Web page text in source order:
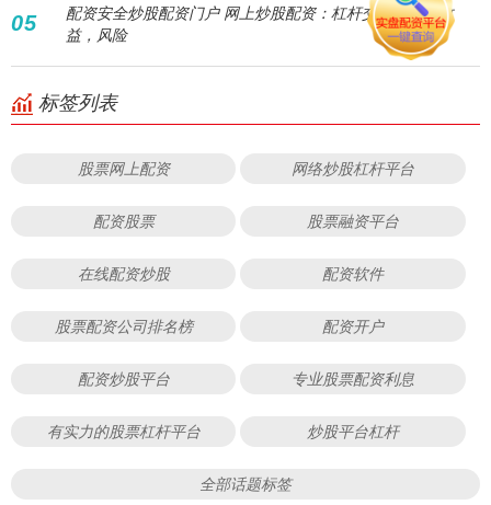
05
配资安全炒股配资门户 网上炒股配资：杠杆交易，放大收
益，风险
标签列表
股票网上配资 网络炒股杠杆平台
配资股票 股票融资平台
在线配资炒股 配资软件
股票配资公司排名榜 配资开户
配资炒股平台 专业股票配资利息
有实力的股票杠杆平台 炒股平台杠杆
全部话题标签